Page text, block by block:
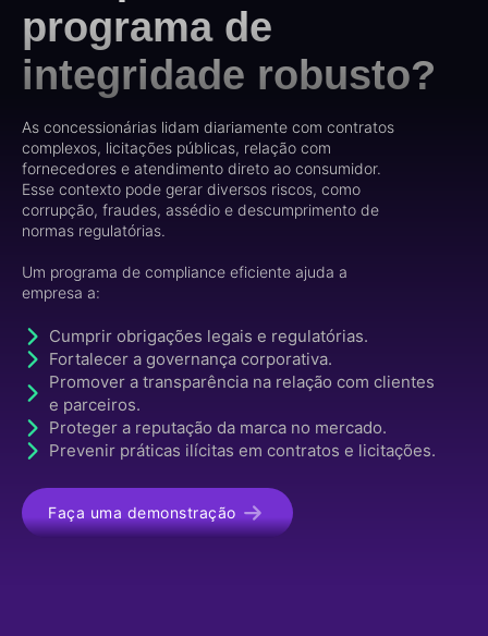
programa de
integridade robusto?
As concessionárias lidam diariamente com contratos
complexos, licitações públicas, relação com
fornecedores e atendimento direto ao consumidor.
Esse contexto pode gerar diversos riscos, como
corrupção, fraudes, assédio e descumprimento de
normas regulatórias.
Um programa de compliance eficiente ajuda a
empresa a:
Cumprir obrigações legais e regulatórias.
Fortalecer a governança corporativa.
Promover a transparência na relação com clientes
e parceiros.
Proteger a reputação da marca no mercado.
Prevenir práticas ilícitas em contratos e licitações.
Faça uma demonstração